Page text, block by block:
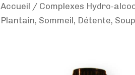
Accueil / Complexes Hydro-
Plantain, Sommeil, Détente,